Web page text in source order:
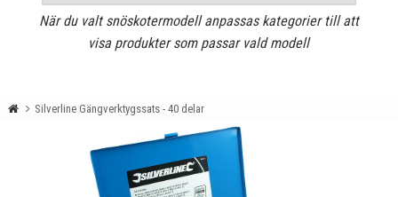
När du valt snöskotermodell anpassas kategorier till att
visa produkter som passar vald modell
Silverline Gängverktygssats - 40 delar